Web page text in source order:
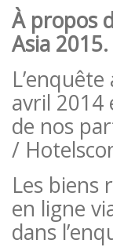
À propos
Asia 2015.
avril 2014
de nos
/
Les biens
en ligne
dans